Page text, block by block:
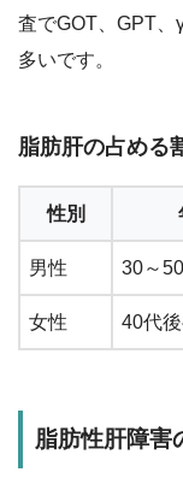
査でGOT、GPT、
多いです。
脂肪肝の占める
性別
男性 30～
女性 40代
脂肪性肝障害